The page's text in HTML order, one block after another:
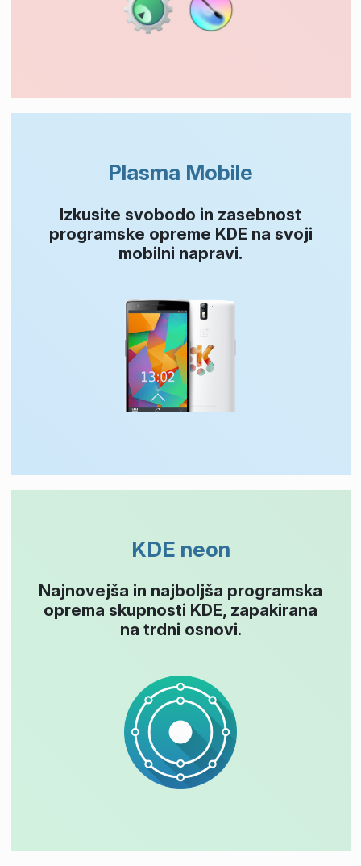
Plasma Mobile
Izkusite svobodo in zasebnost
programske opreme KDE na svoji
mobilni napravi.
KDE neon
Najnovejša in najboljša programska
oprema skupnosti KDE, zapakirana
na trdni osnovi.